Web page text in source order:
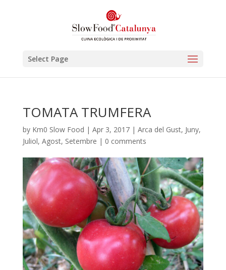
Select Page
TOMATA TRUMFERA
by Km0 Slow Food | Apr 3, 2017| Arca del Gust, Juny,
Juliol, Agost, Setembre | 0 comments